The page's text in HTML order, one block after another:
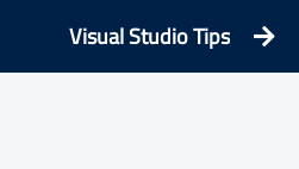
Visual Studio Tips